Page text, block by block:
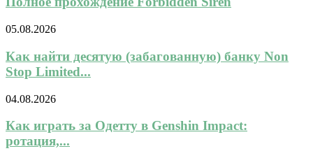
05.08.2026
Как найти десятую (забагованную) банку Non
Stop Limited...
04.08.2026
Как играть за Одетту в Genshin Impact:
ротация,...